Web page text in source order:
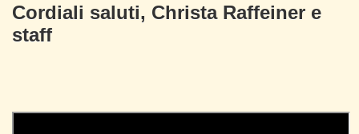
Cordiali saluti, Christa Raffeiner e
staff